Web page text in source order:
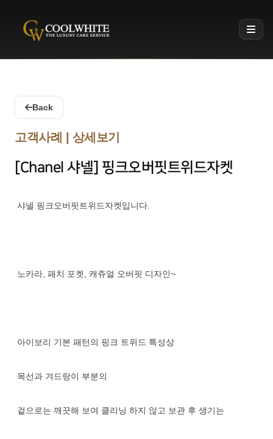
Coolwhite
Back
고객사례 | 상세보기
[Chanel 샤넬] 핑크오버핏트위드자켓
샤넬 핑크오버핏트위드자켓입니다.
노카라, 패치 포켓, 캐쥬얼 오버핏 디자인~
아이보리 기본 패턴의 핑크 트위드 특성상
목선과 겨드랑이 부분의
겉으로는 깨끗해 보여 클리닝 하지 않고 보관 후 생기는